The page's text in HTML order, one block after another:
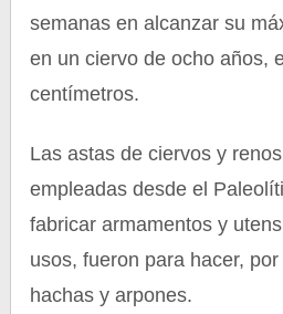
semanas en alcanzar su
en un ciervo de ocho años,
centímetros.
Las astas de ciervos y
empleadas desde el
fabricar armamentos y
usos, fueron para hacer,
hachas y arpones.